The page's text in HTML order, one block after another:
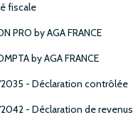
fiscale
PRO by AGA FRANCE
by AGA FRANCE
- Déclaration contrôlée
- Déclaration de revenus